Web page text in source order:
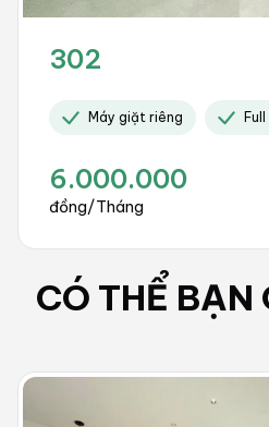
302
Máy giặt riêng
6.000.000
đồng/Tháng
CÓ THỂ BẠN